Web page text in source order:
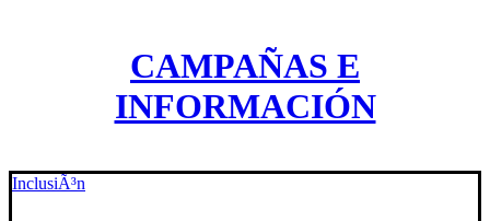
CAMPAÑAS E
INFORMACIÓN
InclusiÃ³n